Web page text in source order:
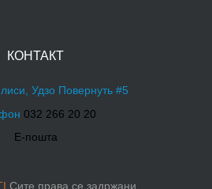
КОНТАКТ
Удзо Повернуть #5
032 266 20 20
Е-пошта
Сите права се задржани